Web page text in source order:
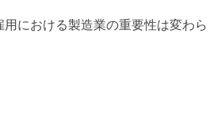
用における製造業の重要性は変わら